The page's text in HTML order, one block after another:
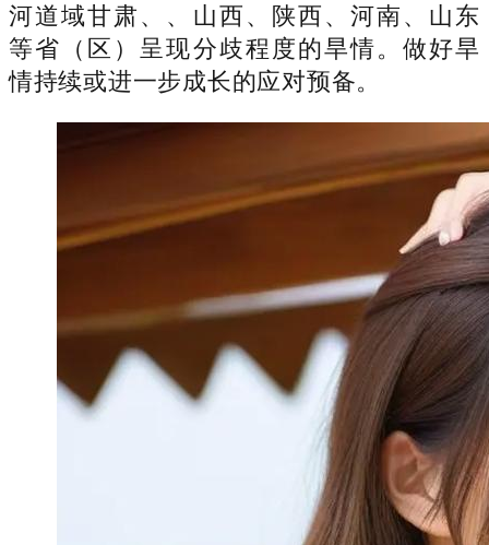
河道域甘肃、、山西、陕西、河南、山东
等省（区）呈现分歧程度的旱情。做好旱
情持续或进一步成长的应对预备。